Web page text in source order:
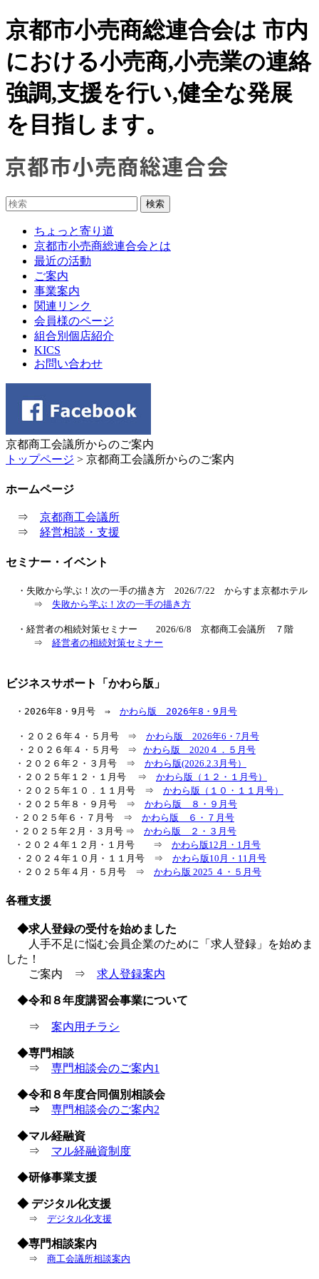
京都市小売商総連合会は 市内
における小売商,小売業の連絡
強調,支援を行い,健全な発展
を目指します。
ちょっと寄り道
京都市小売商総連合会とは
最近の活動
ご案内
事業案内
関連リンク
会員様のページ
組合別個店紹介
KICS
お問い合わせ
京都商工会議所からのご案内
トップページ > 京都商工会議所からのご案内
ホームページ
⇒ 京都商工会議所
⇒ 経営相談・支援
セミナー・イベント
・失敗から学ぶ！次の一手の描き方 2026/7/22 からすま京都ホテル
⇒ 失敗から学ぶ！次の一手の描き方
・経営者の相続対策セミナー 2026/6/8 京都商工会議所 ７階
⇒ 経営者の相続対策セミナー
ビジネスサポート「かわら版」
・2026年8・9月号　⇒ かわら版　2026年8・9月号
・２０２６年４・５月号 ⇒ かわら版 2026年6・7月号
・２０２６年４・５月号 ⇒ かわら版 2020４．５月号
・２０２６年２・３月号 ⇒ かわら版(2026.2.3月号）
・２０２５年１２・１月号 ⇒ かわら版（１２・１月号）
・２０２５年１０．１１月号 ⇒ かわら版（１０・１１月号）
・２０２５年８・９月号 ⇒ かわら版 ８・９月号
・２０２５年６・７月号 ⇒ かわら版 ６・７月号
・２０２５年２月・３月号 ⇒ かわら版 ２・３月号
・２０２４年１２月・１月号 ⇒ かわら版12月・1月号
・２０２４年１０月・１１月号 ⇒ かわら版10月・11月号
・２０２５年４月・５月号 ⇒ かわら版 2025 ４・５月号
各種支援
◆求人登録の受付を始めました
人手不足に悩む会員企業のために「求人登録」を始めま
した！
ご案内 ⇒ 求人登録案内
◆令和８年度講習会事業について
⇒ 案内用チラシ
◆専門相談
⇒ 専門相談会のご案内1
◆令和８年度合同個別相談会
⇒ 専門相談会のご案内2
◆マル経融資
⇒ マル経融資制度
◆研修事業支援
◆ デジタル化支援
⇒ デジタル化支援
◆専門相談案内
⇒ 商工会議所相談案内